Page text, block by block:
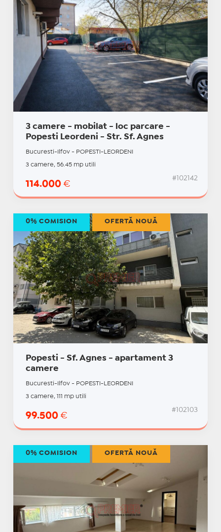
3 camere - mobilat - loc parcare -
Popesti Leordeni - Str. Sf. Agnes
Bucuresti-Ilfov - POPESTI-LEORDENI
3 camere, 56.45 mp utili
114.000 €
#102142
Popesti - Sf. Agnes - apartament 3
camere
Bucuresti-Ilfov - POPESTI-LEORDENI
3 camere, 111 mp utili
99.500 €
#102103
0% COMISION OFERTĂ NOUĂ
0% COMISION OFERTĂ NOUĂ